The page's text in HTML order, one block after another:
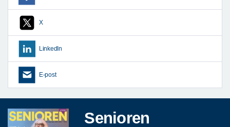
X
LinkedIn
E-post
Senioren